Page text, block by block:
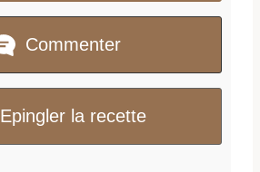
Commenter
Epingler la recette